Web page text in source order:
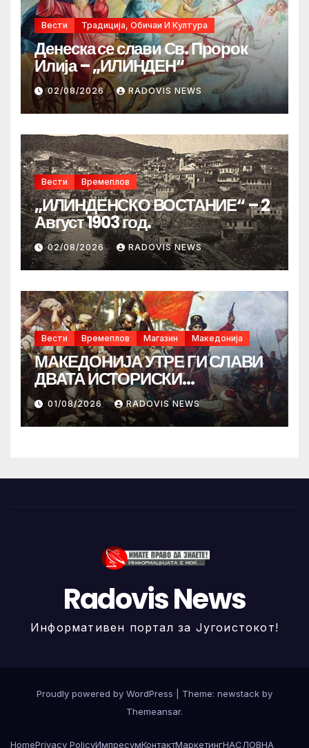
Вести Традиција, Обичаи И Култура
Денеска се слави Св. Пророк
Илија – „ИЛИНДЕН“
02/08/2026 RADOVIS NEWS
Вести Времеплов
„ИЛИНДЕНСКО ВОСТАНИЕ“ – 2
Август 1903 год.
02/08/2026 RADOVIS NEWS
Вести Времеплов Магазин Македонија
МАКЕДОНИЈА УТРЕ ГИ СЛАВИ
ДВАТА ИСТОРИСКИ
ИЛИНДЕНА!
01/08/2026 RADOVIS NEWS
Radovis News
Информативен портал за Југоистокот!
Proudly powered by WordPress
Theme: newstack by
Themeansar.
HomePrivacy PolicyИмпресумКонтактМаркетингНАСЛОВНА